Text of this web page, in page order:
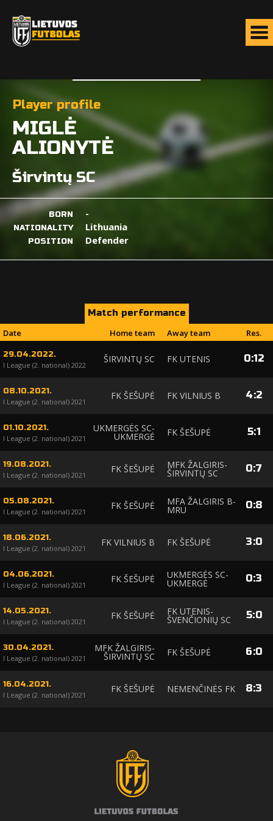
Player profile
MIGLĖ
ALIONYTĖ
Širvintų SC
BORN -
NATIONALITY Lithuania
POSITION Defender
Match performance
Date
Home team Away team Res.
29.04.2022.
I League (2. national) 2022
ŠIRVINTŲ SC FK UTENIS 0:12
08.10.2021.
I League (2. national) 2021
FK ŠEŠUPĖ FK VILNIUS B 4:2
01.10.2021.
I League (2. national) 2021
UKMERGĖS SC-
UKMERGĖ FK ŠEŠUPĖ 5:1
19.08.2021.
I League (2. national) 2021
FK ŠEŠUPĖ MFK ŽALGIRIS-
ŠIRVINTŲ SC 0:7
05.08.2021.
I League (2. national) 2021
FK ŠEŠUPĖ MFA ŽALGIRIS B-
MRU 0:8
18.06.2021.
I League (2. national) 2021
FK VILNIUS B FK ŠEŠUPĖ 3:0
04.06.2021.
I League (2. national) 2021
FK ŠEŠUPĖ UKMERGĖS SC-
UKMERGĖ 0:3
14.05.2021.
I League (2. national) 2021
FK ŠEŠUPĖ FK UTENIS-
ŠVENČIONIŲ SC 5:0
30.04.2021.
I League (2. national) 2021
MFK ŽALGIRIS-
ŠIRVINTŲ SC FK ŠEŠUPĖ 6:0
16.04.2021.
I League (2. national) 2021
FK ŠEŠUPĖ NEMENČINĖS FK 8:3